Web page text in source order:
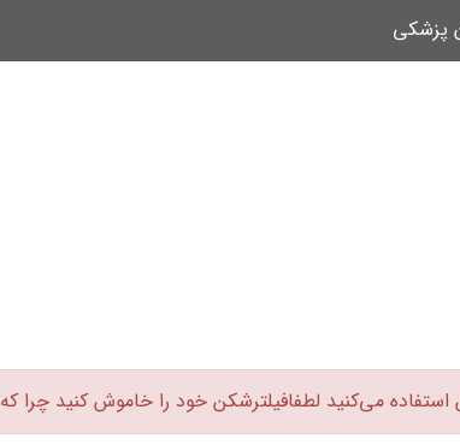
پزشکی
استفاده می‌کنید لطفافیلترشکن خود را خاموش کنید